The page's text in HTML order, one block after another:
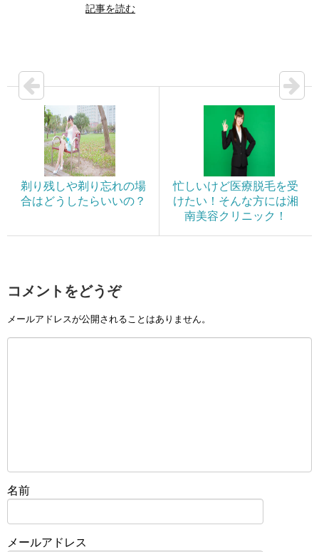
記事を読む
剃り残しや剃り忘れの場
合はどうしたらいいの？
忙しいけど医療脱毛を受
けたい！そんな方には湘
南美容クリニック！
コメントをどうぞ
メールアドレスが公開されることはありません。
名前
メールアドレス